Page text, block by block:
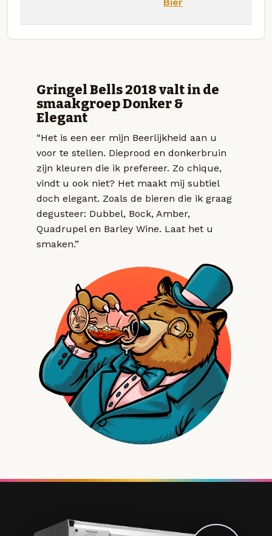
Gringel Bells 2018 valt in de
smaakgroep Donker &
Elegant
“Het is een eer mijn Beerlijkheid aan u
voor te stellen. Dieprood en donkerbruin
zijn kleuren die ik prefereer. Zo chique,
vindt u ook niet? Het maakt mij subtiel
doch elegant. Zoals de bieren die ik graag
degusteer: Dubbel, Bock, Amber,
Quadrupel en Barley Wine. Laat het u
smaken.”